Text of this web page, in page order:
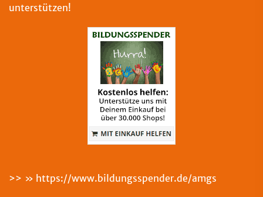
unterstützen!
>> https://www.bildungsspender.de/amgs